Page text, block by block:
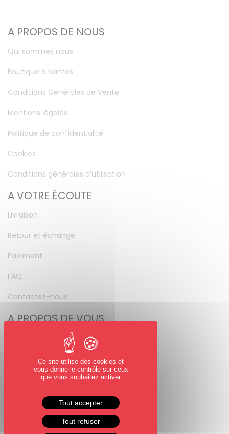
A PROPOS DE NOUS
Qui sommes nous
Boutique à Nantes
Conditions Générales de Vente
Mentions légales
Politique de confidentialité
Cookies
Conditions générales d’utilisation
A VOTRE ÉCOUTE
Livraison
Retour et échange
Paiement
FAQ
Contactez-nous
A PROPOS DE VOUS
Mot de passe perdu
NOUS SUIVRE
Facebook
Instagram
Ce site utilise des cookies et
vous donne le contrôle sur ceux
que vous souhaitez activer
Tout accepter
Tout refuser